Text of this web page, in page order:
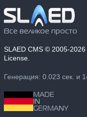
Все великое просто
SLAED CMS © 2005-2026
License.
Генерация: 0.023 сек. и
MADE
IN
GERMANY